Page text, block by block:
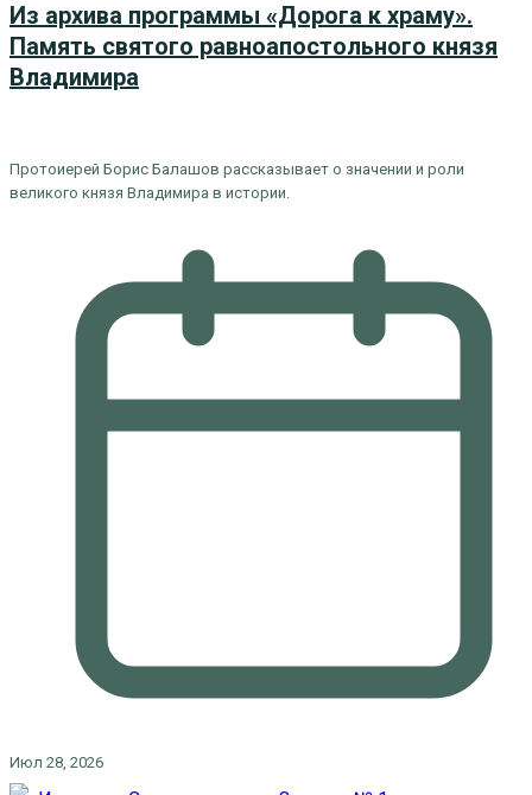
Из архива программы «Дорога к храму».
Память святого равноапостольного князя
Владимира
Протоиерей Борис Балашов рассказывает о значении и роли
великого князя Владимира в истории.
Июл 28, 2026